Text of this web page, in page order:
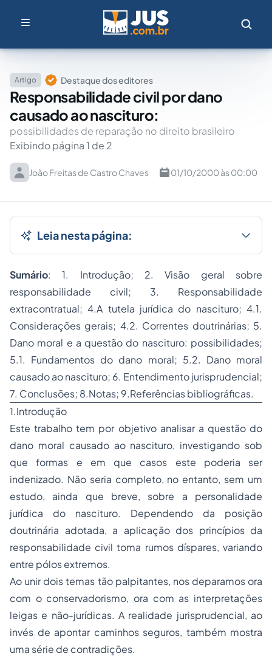
Artigo Destaque dos editores
Responsabilidade civil por dano
causado ao nascituro:
possibilidades de reparação no direito brasileiro
Exibindo página 1 de 2
João Freitas de Castro Chaves 01/10/2000 às 00:00
Leia nesta página:
Sumário: 1. Introdução; 2. Visão geral sobre
responsabilidade civil; 3. Responsabilidade
extracontratual; 4.A tutela jurídica do nascituro; 4.1.
Considerações gerais; 4.2. Correntes doutrinárias; 5.
Dano moral e a questão do nascituro: possibilidades;
5.1. Fundamentos do dano moral; 5.2. Dano moral
causado ao nascituro; 6. Entendimento jurisprudencial;
7. Conclusões; 8.Notas; 9.Referências bibliográficas.
1.Introdução
Este trabalho tem por objetivo analisar a questão do
dano moral causado ao nascituro, investigando sob
que formas e em que casos este poderia ser
indenizado. Não seria completo, no entanto, sem um
estudo, ainda que breve, sobre a personalidade
jurídica do nascituro. Dependendo da posição
doutrinária adotada, a aplicação dos princípios da
responsabilidade civil toma rumos díspares, variando
entre pólos extremos.
Ao unir dois temas tão palpitantes, nos deparamos ora
com o conservadorismo, ora com as interpretações
leigas e não-jurídicas. A realidade jurisprudencial, ao
invés de apontar caminhos seguros, também mostra
uma série de contradições.